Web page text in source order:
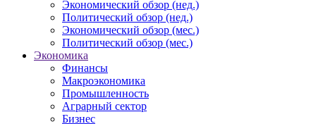
Экономический обзор (нед.)
Политический обзор (нед.)
Экономический обзор (мес.)
Политический обзор (мес.)
Экономика
Финансы
Макроэкономика
Промышленность
Аграрный сектор
Бизнес